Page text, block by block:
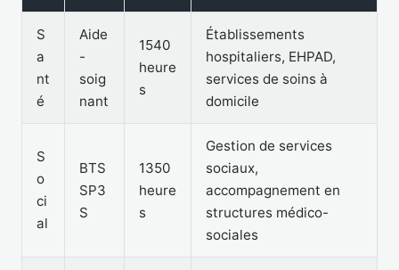
S
a
nt
é
Aide
-
soig
nant
1540
heure
s
Établissements
hospitaliers, EHPAD,
services de soins à
domicile
S
o
ci
al
BTS
SP3
S
1350
heure
s
Gestion de services
sociaux,
accompagnement en
structures médico-
sociales